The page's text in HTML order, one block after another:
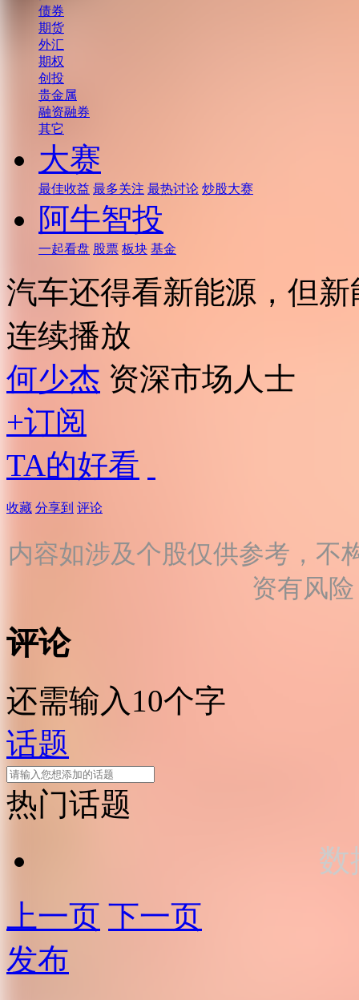
债券
期货
外汇
期权
创投
贵金属
融资融券
其它
大赛
最佳收益 最多关注 最热讨论 炒股大赛
阿牛智投
一起看盘 股票 板块 基金
汽车还得看新能源，但
连续播放
何少杰 资深市场人士
+订阅
TA的好看
收藏 分享到 评论
内容如涉及个股仅供参考，不
资有风
评论
还需输入10个字
话题
热门话题
数
上一页 下一页
发布